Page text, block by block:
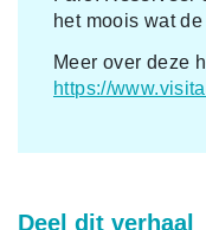
het moois wat
Meer over deze
https://
Deel dit verhaal